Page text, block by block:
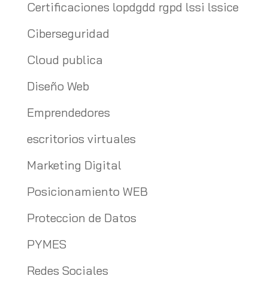
Certificaciones lopdgdd rgpd lssi lssice
Ciberseguridad
Cloud publica
Diseño Web
Emprendedores
escritorios virtuales
Marketing Digital
Posicionamiento WEB
Proteccion de Datos
PYMES
Redes Sociales